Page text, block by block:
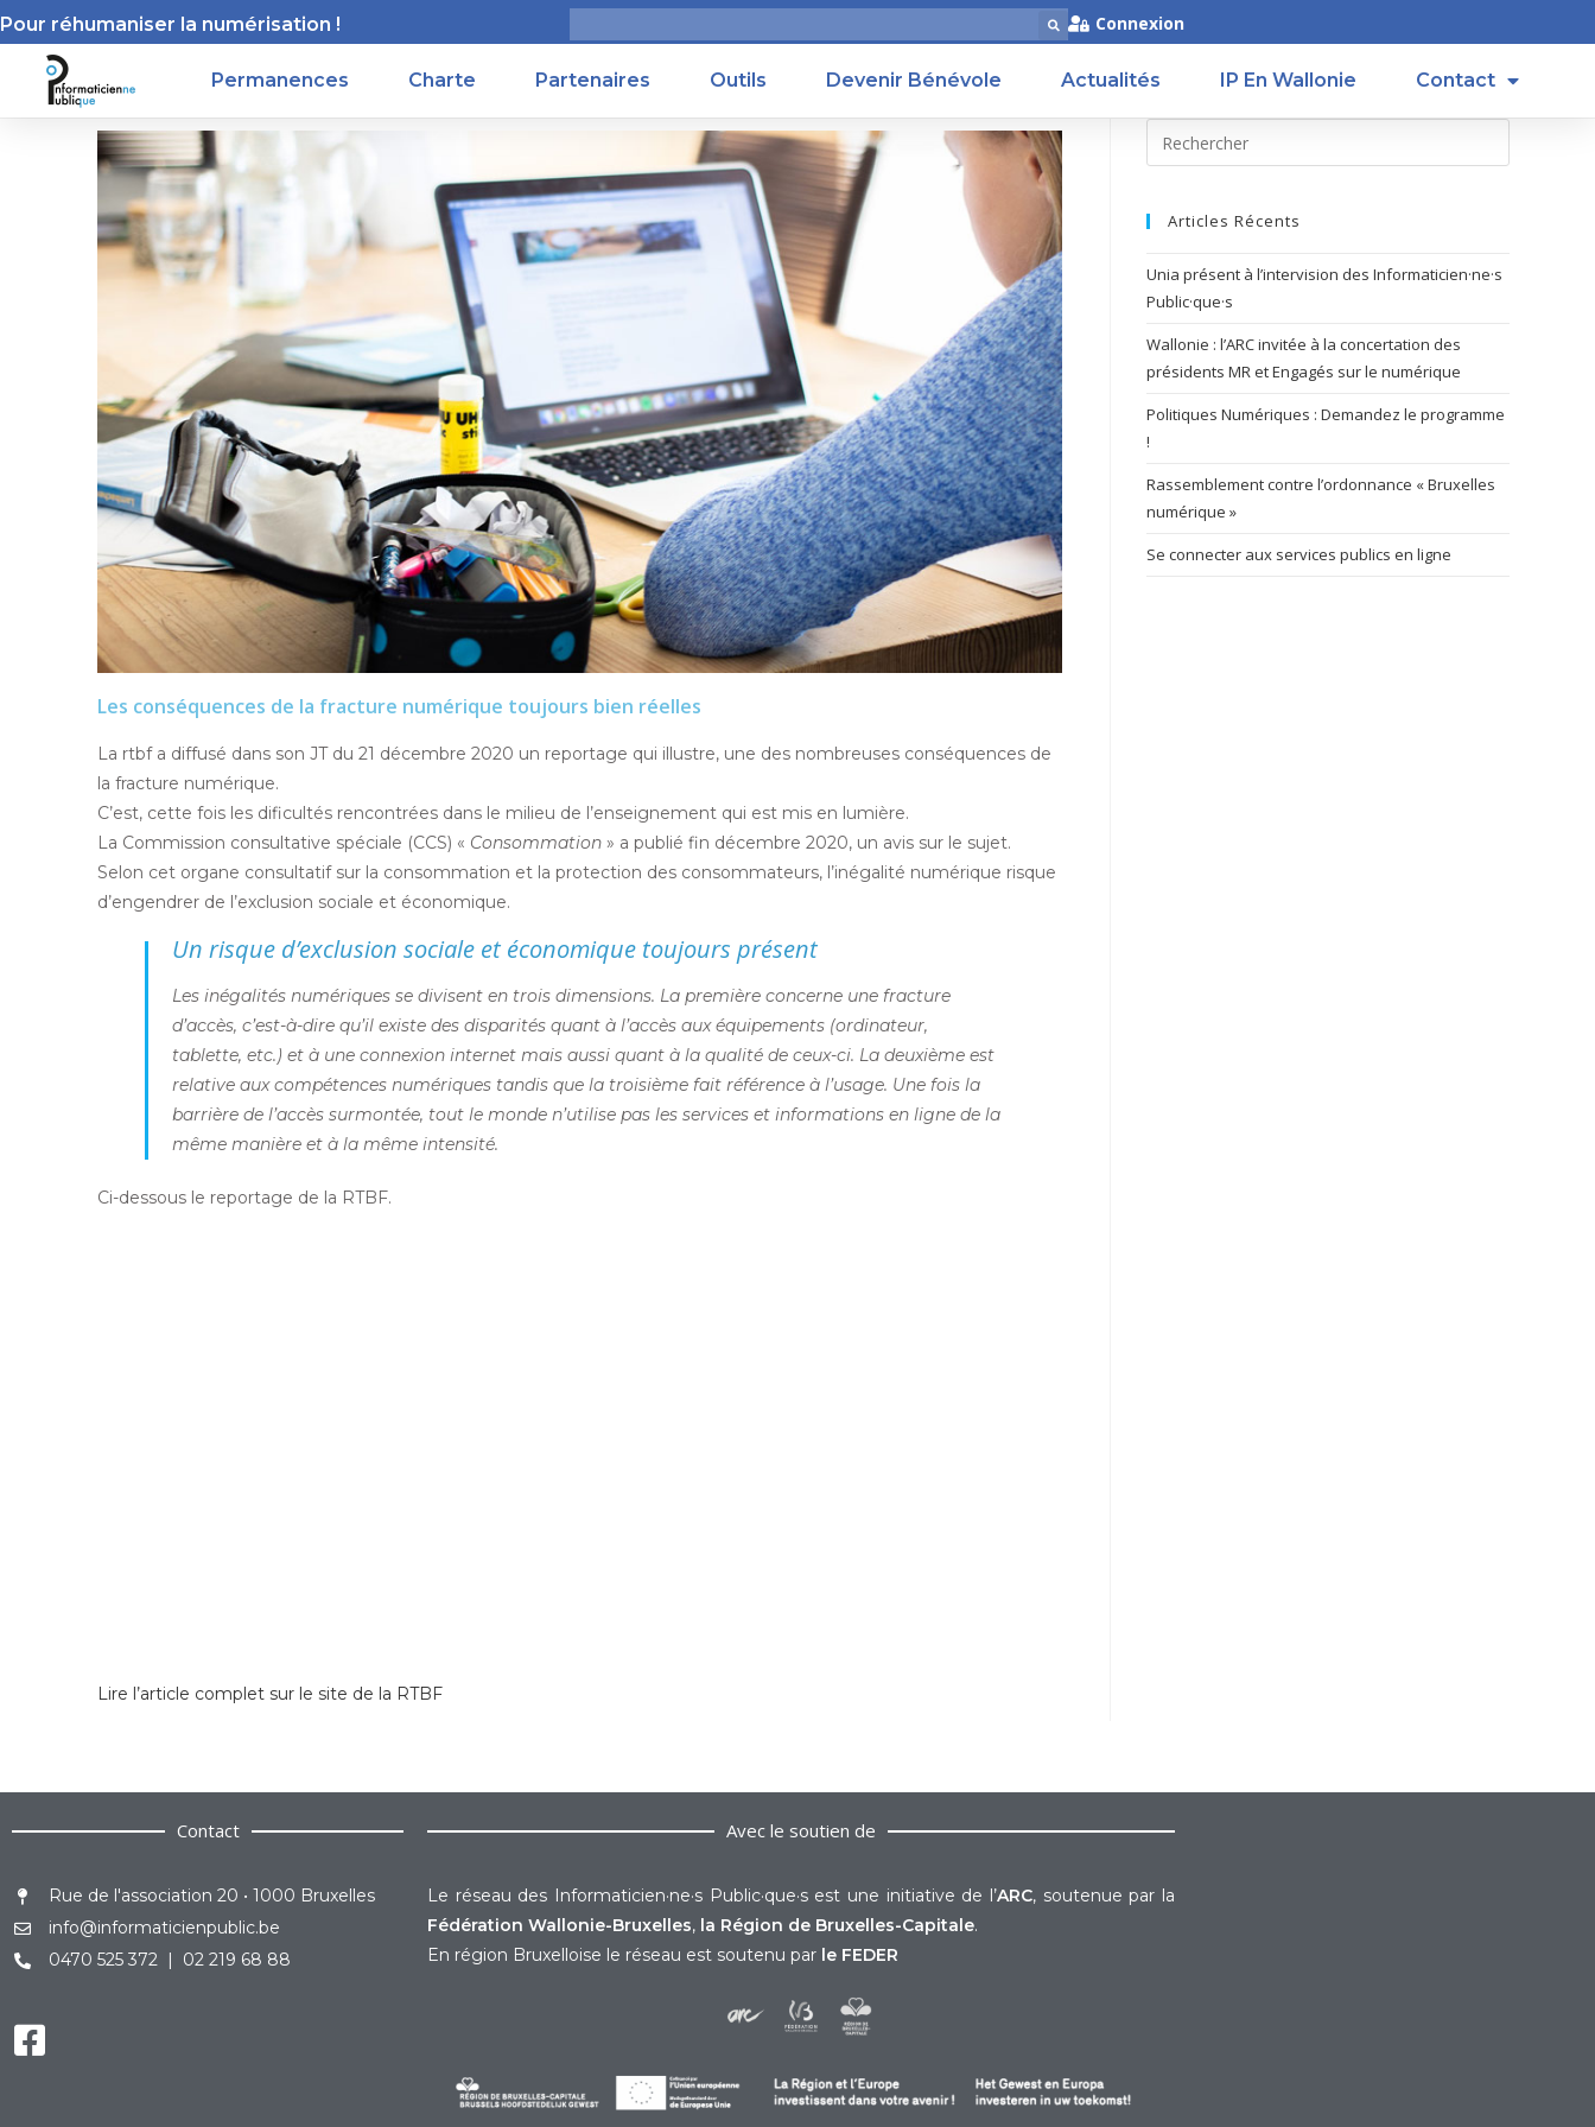
Pour réhumaniser la numérisation ! Connexion
Permanences Charte Partenaires Outils Devenir Bénévole Actualités IP En Wallonie Contact
Les conséquences de la fracture numérique toujours bien réelles
La rtbf a diffusé dans son JT du 21 décembre 2020 un reportage qui illustre, une des nombreuses conséquences de
la fracture numérique.
C’est, cette fois les dificultés rencontrées dans le milieu de l’enseignement qui est mis en lumière.
La Commission consultative spéciale (CCS) « Consommation » a publié fin décembre 2020, un avis sur le sujet.
Selon cet organe consultatif sur la consommation et la protection des consommateurs, l’inégalité numérique risque
d’engendrer de l’exclusion sociale et économique.
Un risque d’exclusion sociale et économique toujours présent
Les inégalités numériques se divisent en trois dimensions. La première concerne une fracture
d’accès, c’est-à-dire qu’il existe des disparités quant à l’accès aux équipements (ordinateur,
tablette, etc.) et à une connexion internet mais aussi quant à la qualité de ceux-ci. La deuxième est
relative aux compétences numériques tandis que la troisième fait référence à l’usage. Une fois la
barrière de l’accès surmontée, tout le monde n’utilise pas les services et informations en ligne de la
même manière et à la même intensité.
Ci-dessous le reportage de la RTBF.
Lire l’article complet sur le site de la RTBF
Articles Récents
Unia présent à l’intervision des Informaticien·ne·s
Public·que·s
Wallonie : l’ARC invitée à la concertation des
présidents MR et Engagés sur le numérique
Politiques Numériques : Demandez le programme
!
Rassemblement contre l’ordonnance « Bruxelles
numérique »
Se connecter aux services publics en ligne
Contact
Rue de l'association 20 • 1000 Bruxelles
info@informaticienpublic.be
0470 525 372 | 02 219 68 88
Avec le soutien de
Le réseau des Informaticien·ne·s Public·que·s est une initiative de l’ARC, soutenue par la
Fédération Wallonie-Bruxelles, la Région de Bruxelles-Capitale.
En région Bruxelloise le réseau est soutenu par le FEDER